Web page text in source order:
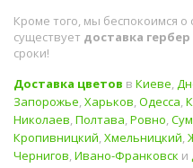
Кроме того, мы беспокоимся о
существует доставка гербер
сроки!
Доставка цветов в Киеве
Запорожье Харьков Одесса
Николаев Полтава Ровно
Кропивницкий Хмельницкий
Чернигов Ивано-Франковск и